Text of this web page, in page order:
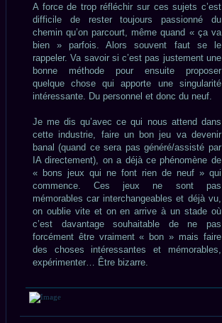
A force de trop réfléchir sur ces sujets c’est
difficile de rester toujours passionné du
chemin qu’on parcourt, même quand « ça va
bien » parfois. Alors souvent faut se le
rappeler. Va savoir si c’est pas justement une
bonne méthode pour ensuite proposer
quelque chose qui apporte une singularité
intéressante. Du personnel et donc du neuf.
Je me dis qu’avec ce qui nous attend dans
cette industrie, faire un bon jeu va devenir
banal (quand ce sera pas généré/assisté par
IA directement), on a déjà ce phénomène de
« bons jeux qui ne font rien de neuf » qui
commence. Ces jeux ne sont pas
mémorables car interchangeables et déjà vu,
on oublie vite et on en arrive à un stade où
c’est davantage souhaitable de ne pas
forcément être vraiment « bon » mais faire
des choses intéressantes et mémorables,
expérimenter… Être bizarre.